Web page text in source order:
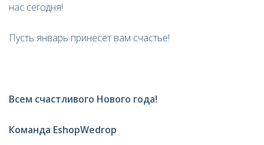
нас сегодня!
Пусть январь принесёт вам счастье!
Всем счастливого Нового года!
Команда EshopWedrop